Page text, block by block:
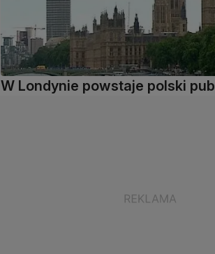
W Londynie powstaje polski pub